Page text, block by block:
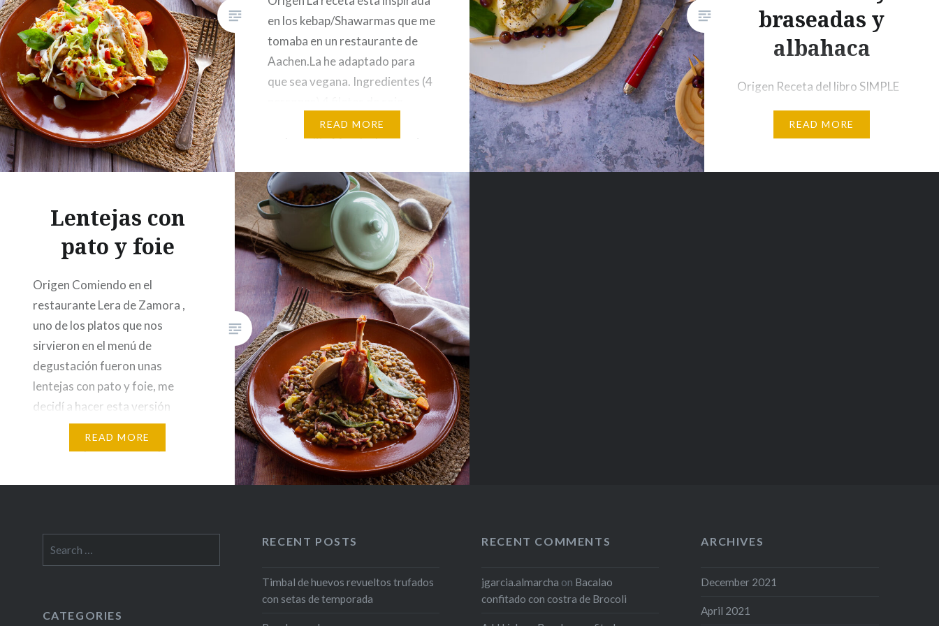
en los kebap/Shawarmas que me
tomaba en un restaurante de
Aachen.La he adaptado para
que sea vegana. Ingredientes (4
texturizada Pimentón dulce 1
cucharadita Mezcla de especias
vaso de caldo de verduras Sal y
AOVE 1 Yogur de soja…
READ MORE
braseadas y
albahaca
Origen Receta del libro SIMPLE
personas) 320 gr de uvas tintas
READ MORE
Lentejas con
pato y foie
Origen Comiendo en el
restaurante Lera de Zamora ,
uno de los platos que nos
sirvieron en el menú de
degustación fueron unas
lentejas con pato y foie, me
decidí a hacer esta versión
sencilla, las de Lera están mucho
Ingredientes (4 personas) 2…
READ MORE
for:
RECENT POSTS
Timbal de huevos revueltos trufados
con setas de temporada
RECENT COMMENTS
jgarcia.almarcha on Bacalao
confitado con costra de Brocoli
ARCHIVES
December 2021
April 2021
CATEGORIES